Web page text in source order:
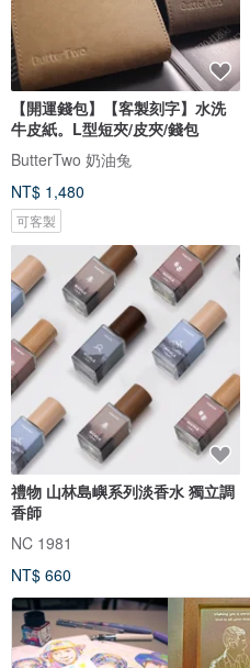
【開運錢包】【客製刻字】水洗
牛皮紙。L型短夾/皮夾/錢包
ButterTwo 奶油兔
NT$ 1,480
可客製
禮物 山林島嶼系列淡香水 獨立調
香師
NC 1981
NT$ 660